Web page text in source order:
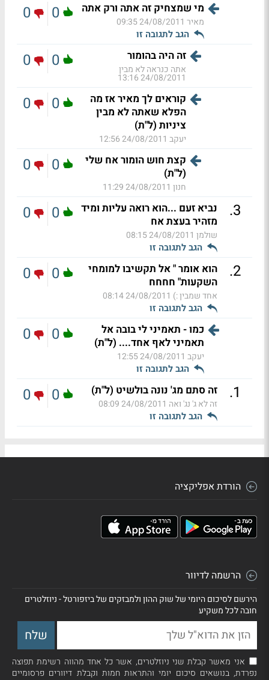
מי שמצחיק זה אתה ורק אתה
מאיר 24/08/2011 09:35
הגב לתגובה זו
0
0
זה היה בהומור
אתה כנראה לא מבין
24/08/2011 13:16
0
0
קוראים לך מאיר אז מה
הפלא שאתה לא מבין
ציניות (ל"ת)
יעקב 24/08/2011 12:56
0
0
קצת חוש הומור אח שלי
(ל"ת)
חנון 24/08/2011 11:29
0
0
3
.
נביא זעם ...הוא רואה עליות ומיד
מזהיר בעצת אח
שולמן 24/08/2011 08:15
הגב לתגובה זו
0
0
2
.
הוא אומר " אל תקשיבו למומחי
השקעות" חחחח
אחד שמבין :) 24/08/2011 08:14
הגב לתגובה זו
0
0
כמו - תאמיני לי בובה אל
תאמיני לאף אחד.... (ל"ת)
יעקב 24/08/2011 12:55
הגב לתגובה זו
0
0
1
. זה סתם מג' נונה בולשיט (ל"ת)
זה לא ג' נג' ואה 24/08/2011 08:09
הגב לתגובה זו
0
0
הורדת אפליקציה
הרשמה לדיוור
הירשם לסיכום היומי של שוק ההון ולמבזקים של ביזפורטל - ניוזלטרים
חובה לכל משקיע
אני מאשר קבלת שני ניוזלטרים, אשר כל אחד מהווה רשימת תפוצה
נפרדת, בנושאים סיכום יומי והתראות חמות וקבלת דיוורים פרסומיים